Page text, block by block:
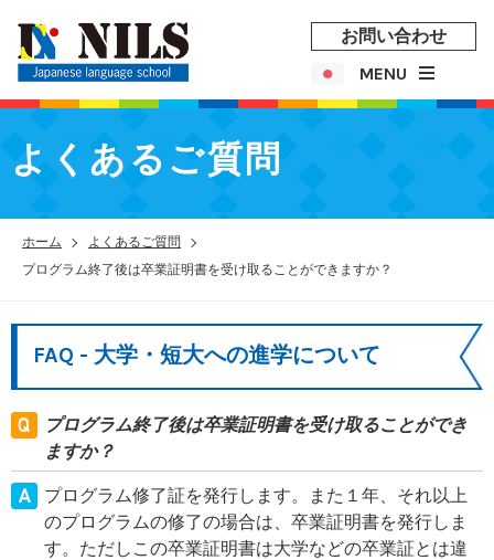
お問い合わせ
MENU
よくあるご質問
ホーム
よくあるご質問
プログラム終了後は卒業証明書を受け取ることができますか？
FAQ - 大学・短大への進学について
プログラム終了後は卒業証明書を受け取ることができ
ますか？
プログラム修了証を発行します。また１年、それ以上
のプログラムの修了の場合は、卒業証明書を発行しま
す。ただしこの卒業証明書は大学などの卒業証とは違